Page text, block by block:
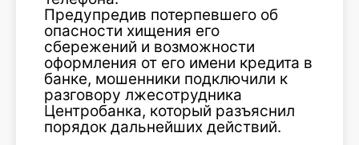
Предупредив потерпевшего об
опасности хищения его
сбережений и возможности
оформления от его имени кредита в
банке, мошенники подключили к
разговору лжесотрудника
Центробанка, который разъяснил
порядок дальнейших действий.